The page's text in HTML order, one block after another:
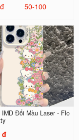
50-100
Đổi Màu Laser - Flo
đ